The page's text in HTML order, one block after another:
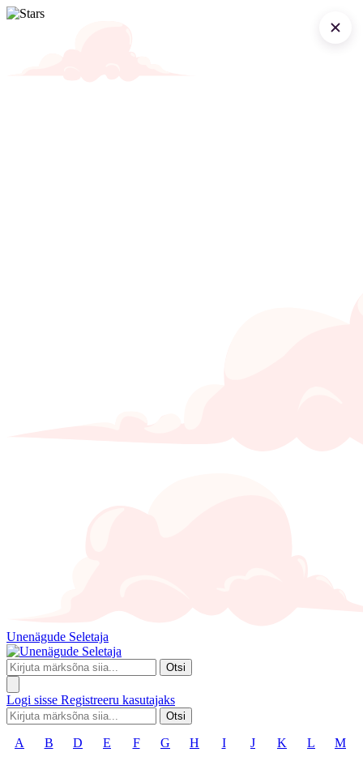
Unenägude Seletaja
Otsi
Logi sisse Registreeru kasutajaks
Otsi
A B D E F G H I J K L M